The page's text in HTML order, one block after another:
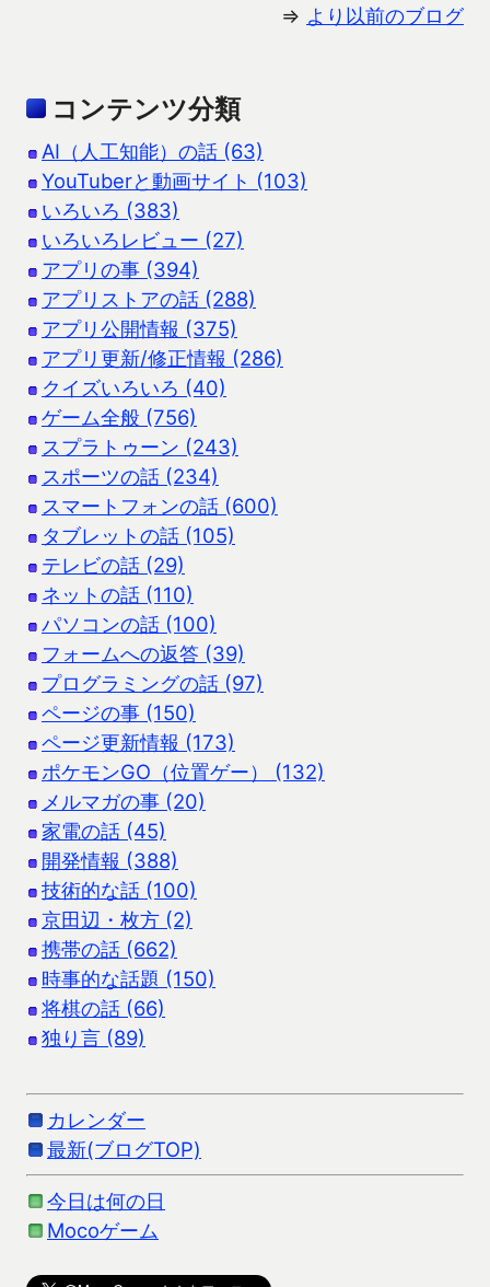
⇒ より以前のブログ
コンテンツ分類
AI（人工知能）の話 (63)
YouTuberと動画サイト (103)
いろいろ (383)
いろいろレビュー (27)
アプリの事 (394)
アプリストアの話 (288)
アプリ公開情報 (375)
アプリ更新/修正情報 (286)
クイズいろいろ (40)
ゲーム全般 (756)
スプラトゥーン (243)
スポーツの話 (234)
スマートフォンの話 (600)
タブレットの話 (105)
テレビの話 (29)
ネットの話 (110)
パソコンの話 (100)
フォームへの返答 (39)
プログラミングの話 (97)
ページの事 (150)
ページ更新情報 (173)
ポケモンGO（位置ゲー） (132)
メルマガの事 (20)
家電の話 (45)
開発情報 (388)
技術的な話 (100)
京田辺・枚方 (2)
携帯の話 (662)
時事的な話題 (150)
将棋の話 (66)
独り言 (89)
カレンダー
最新(ブログTOP)
今日は何の日
Mocoゲーム